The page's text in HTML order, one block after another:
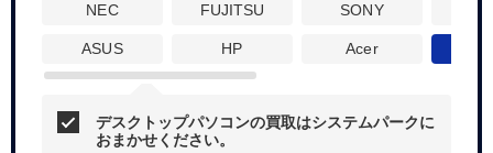
NEC FUJITSU SONY
ASUS HP Acer
デスクトップパソコンの買取はシステムパークに
おまかせください。